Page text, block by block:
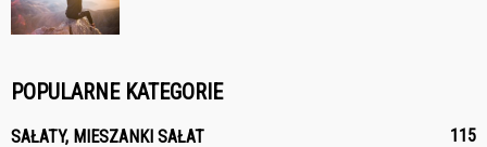
POPULARNE KATEGORIE
SAŁATY, MIESZANKI SAŁAT 115